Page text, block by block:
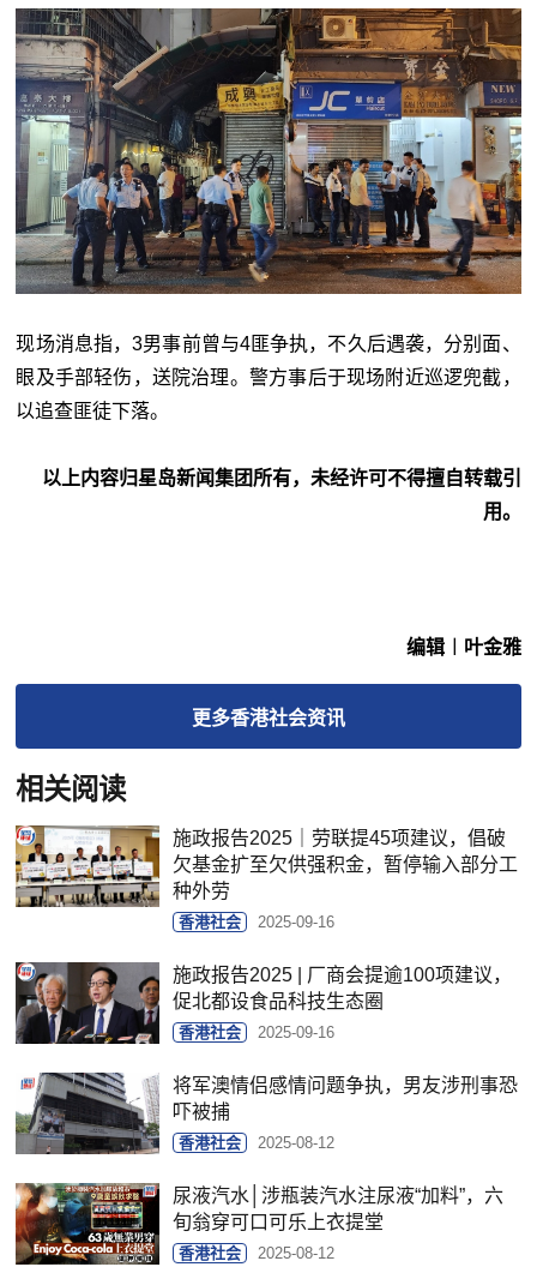
现场消息指，3男事前曾与4匪争执，不久后遇袭，分别面、
眼及手部轻伤，送院治理。警方事后于现场附近巡逻兜截，
以追查匪徒下落。
以上内容归星岛新闻集团所有，未经许可不得擅自转载引
用。
编辑︱叶金雅
更多香港社会资讯
相关阅读
施政报告2025｜劳联提45项建议，倡破
欠基金扩至欠供强积金，暂停输入部分工
种外劳
香港社会 2025-09-16
施政报告2025 | 厂商会提逾100项建议，
促北都设食品科技生态圈
香港社会 2025-09-16
将军澳情侣感情问题争执，男友涉刑事恐
吓被捕
香港社会 2025-08-12
尿液汽水│涉瓶装汽水注尿液“加料”，六
旬翁穿可口可乐上衣提堂
香港社会 2025-08-12